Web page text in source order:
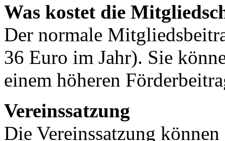
Was kostet die
Der normale
36 Euro im Jahr). Sie
einem höheren
Vereinssatzung
Die Vereinssatzung